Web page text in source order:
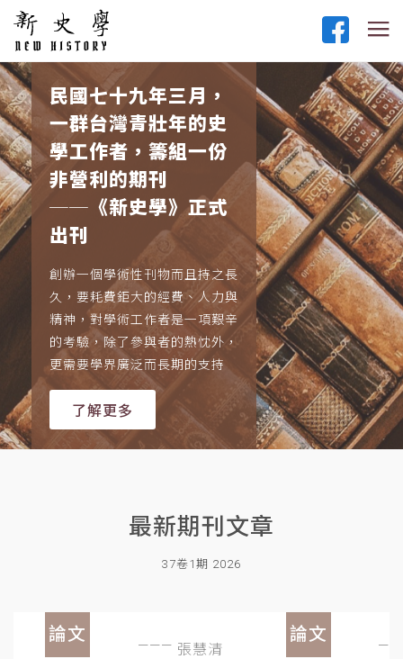
民國七十九年三月，
一群台灣青壯年的史
學工作者，籌組一份
非營利的期刊
──《新史學》正式
出刊
創辦一個學術性刊物而且持之長
久，要耗費鉅大的經費、人力與
精神，對學術工作者是一項艱辛
的考驗，除了參與者的熱忱外，
更需要學界廣泛而長期的支持
了解更多
最新期刊文章
37卷1期 2026
論文
張慧清
論文